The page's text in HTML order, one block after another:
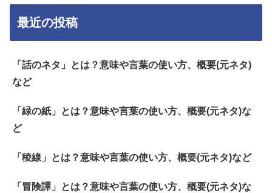
最近の投稿
「話のネタ」とは？意味や言葉の使い方、概要(元ネタ)
など
「緑の紙」とは？意味や言葉の使い方、概要(元ネタ)な
ど
「稜線」とは？意味や言葉の使い方、概要(元ネタ)など
「冒険譚」とは？意味や言葉の使い方、概要(元ネタ)な